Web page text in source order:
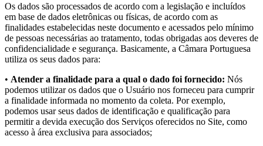
Os dados são processados de acordo com a legislação e incluídos
em base de dados eletrônicas ou físicas, de acordo com as
finalidades estabelecidas neste documento e acessados pelo mínimo
de pessoas necessárias ao tratamento, todas obrigadas aos deveres de
confidencialidade e segurança. Basicamente, a Câmara Portuguesa
utiliza os seus dados para:
• Atender a finalidade para a qual o dado foi fornecido: Nós
podemos utilizar os dados que o Usuário nos forneceu para cumprir
a finalidade informada no momento da coleta. Por exemplo,
podemos usar seus dados de identificação e qualificação para
permitir a devida execução dos Serviços oferecidos no Site, como
acesso à área exclusiva para associados;